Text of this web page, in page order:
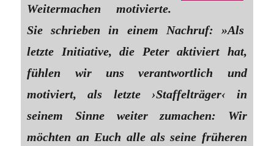
Weitermachen motivierte.
Sie schrieben in einem Nachruf: »Als
letzte Initiative, die Peter aktiviert hat,
fühlen wir uns verantwortlich und
motiviert, als letzte ›Staffelträger‹ in
seinem Sinne weiter zumachen: Wir
möchten an Euch alle als seine früheren